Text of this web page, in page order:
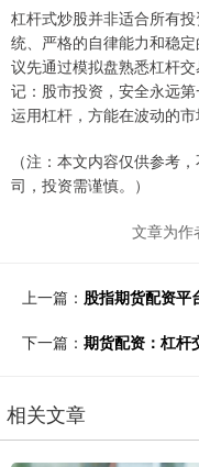
杠杆式炒股并非适合所有
统、严格的自律能力和稳
议先通过模拟盘熟悉杠杆
记：股市投资，安全永远
运用杠杆，方能在波动的市
（注：本文内容仅供参考
司，投资需谨慎。）
文章为作
上一篇： 股指期货配资平
下一篇： 期货配资：杠杆
相关文章